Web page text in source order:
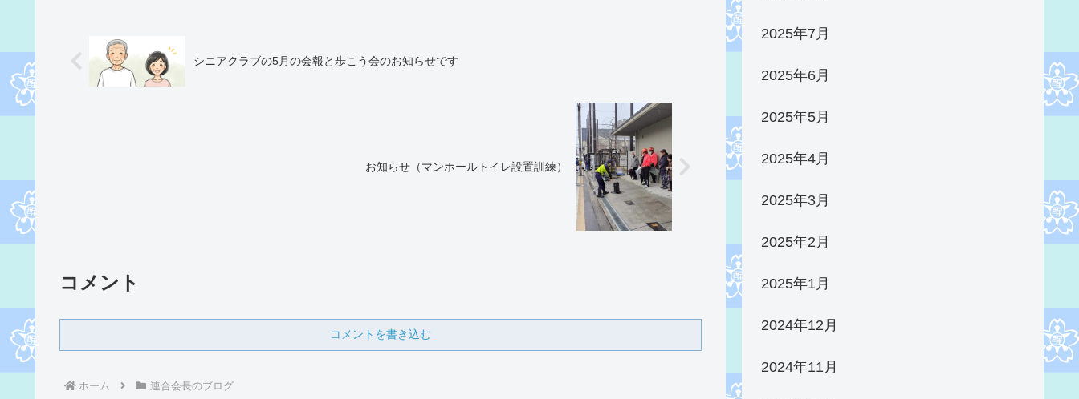
シニアクラブの5月の会報と歩こう会のお知らせです
お知らせ（マンホールトイレ設置訓練）
コメント
コメントを書き込む
ホーム 連合会長のブログ
2025年7月
2025年6月
2025年5月
2025年4月
2025年3月
2025年2月
2025年1月
2024年12月
2024年11月